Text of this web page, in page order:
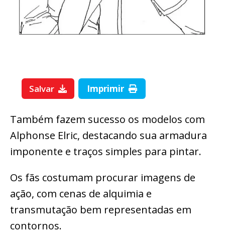
Salvar Imprimir
Também fazem sucesso os modelos com
Alphonse Elric, destacando sua armadura
imponente e traços simples para pintar.
Os fãs costumam procurar imagens de
ação, com cenas de alquimia e
transmutação bem representadas em
contornos.